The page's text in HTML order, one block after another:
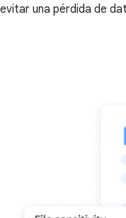
evitar una pérdida de